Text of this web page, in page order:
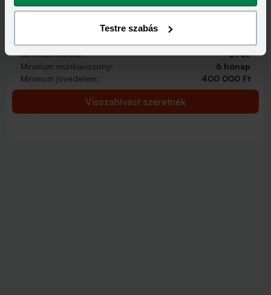
Testre szabás
2 000 000 - 15 000 000 Ft
12,70 - 14,99% 9,99 - 13,49%
Minimum életkor:
21 év
Minimum munkaviszony:
6 hónap
Minimum jövedelem:
400 000 Ft
Visszahívást szeretnék